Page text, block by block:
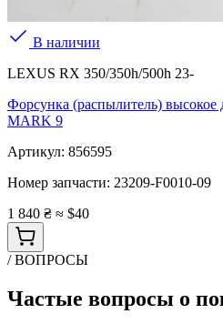
В наличии
LEXUS RX 350/350h/500h 23-
Форсунка (распылитель) высокое
MARK 9
Артикул: 856595
Номер запчасти: 23209-F0010-09
1 840 ₴ ≈ $40
/ ВОПРОСЫ
Частые вопросы о